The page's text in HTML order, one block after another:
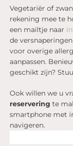
Vegetariër of
rekening mee te
een mailtje naar
de
voor overige
aanpassen.
geschikt zijn?
Ook willen we u
reservering te
smartphone met
navigeren.